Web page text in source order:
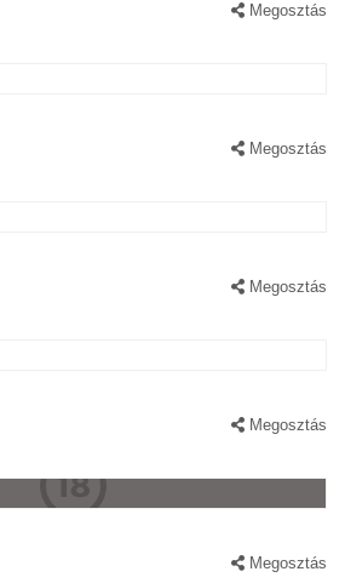
Megosztás
Megosztás
Megosztás
Megosztás
Megosztás